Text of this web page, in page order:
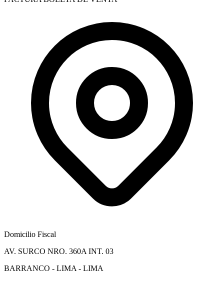
Domicilio Fiscal
AV. SURCO NRO. 360A INT. 03
BARRANCO - LIMA - LIMA